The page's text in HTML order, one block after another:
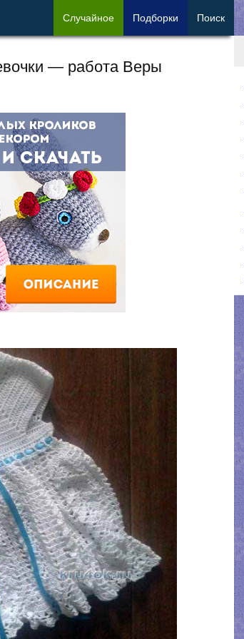
— работа Веры
Случайное Подборки Поиск